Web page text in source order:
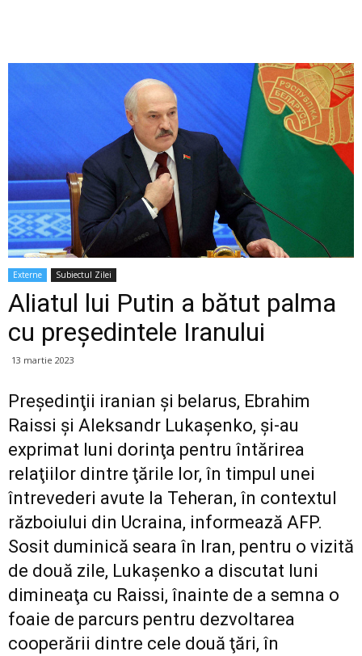
Externe Subiectul Zilei
Aliatul lui Putin a bătut palma
cu președintele Iranului
13 martie 2023
Preşedinţii iranian şi belarus, Ebrahim
Raissi şi Aleksandr Lukaşenko, şi-au
exprimat luni dorinţa pentru întărirea
relaţiilor dintre ţările lor, în timpul unei
întrevederi avute la Teheran, în contextul
războiului din Ucraina, informează AFP.
Sosit duminică seara în Iran, pentru o vizită
de două zile, Lukaşenko a discutat luni
dimineaţa cu Raissi, înainte de a semna o
foaie de parcurs pentru dezvoltarea
cooperării dintre cele două ţări, în